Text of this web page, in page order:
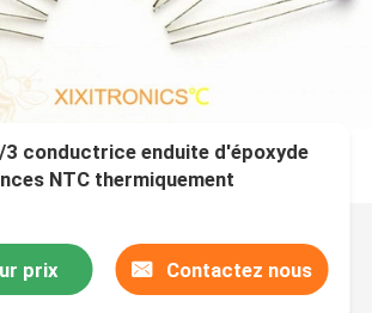
3 conductrice enduite d'époxyde
NTC thermiquement
prix Contactez nous